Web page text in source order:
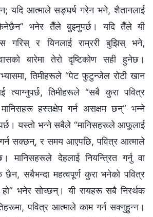
यदि आत्माले सङ्घर्ष गरेन भने, शैतानलाई
भनेर तैँले बुझ्नुपर्छ। यदि तैँले यी
गरिस् र यिनलाई राम्ररी बुझिस् भने,
बारेमा तेरो दृष्टिकोण सही हुनेछ।
तिमीहरूले “पेट फुटुन्जेल रोटी खान
त्याग्नुपर्छ, तिमीहरूले “सबै कुरा पवित्र
हस्तक्षेप गर्न असक्षम छन्” भन्‍ने
यस्तो भन्‍ने सबैले “मानिसहरूले आफूलाई
सक्छन्, र समय आएपछि, पवित्र आत्माले
मानिसहरूले देहलाई नियन्त्रित गर्नु वा
छैन, सबैभन्दा महत्वपूर्ण कुरा भनेको पवित्र
हो” भनेर सोच्छन्। यी रायहरू सबै निरर्थक
पवित्र आत्माले काम गर्न सक्नुहुन्न।